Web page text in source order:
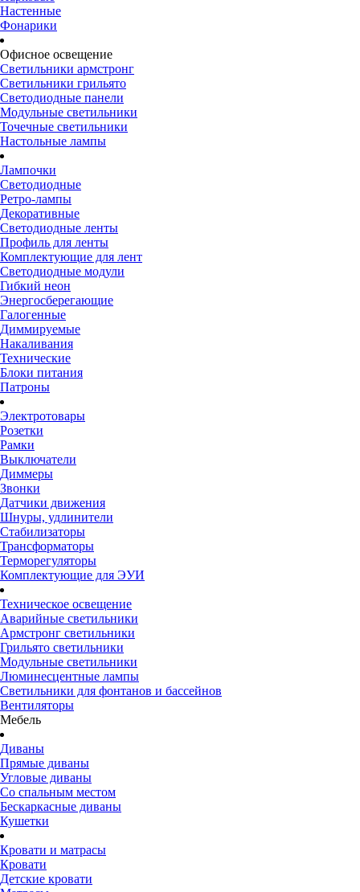
Настенные
Фонарики
Офисное освещение
Светильники армстронг
Светильники грильято
Светодиодные панели
Модульные светильники
Точечные светильники
Настольные лампы
Лампочки
Светодиодные
Ретро-лампы
Декоративные
Светодиодные ленты
Профиль для ленты
Комплектующие для лент
Светодиодные модули
Гибкий неон
Энергосберегающие
Галогенные
Диммируемые
Накаливания
Технические
Блоки питания
Патроны
Электротовары
Розетки
Рамки
Выключатели
Диммеры
Звонки
Датчики движения
Шнуры, удлинители
Стабилизаторы
Трансформаторы
Терморегуляторы
Комплектующие для ЭУИ
Техническое освещение
Аварийные светильники
Армстронг светильники
Грильято светильники
Модульные светильники
Люминесцентные лампы
Светильники для фонтанов и бассейнов
Вентиляторы
Мебель
Диваны
Прямые диваны
Угловые диваны
Со спальным местом
Бескаркасные диваны
Кушетки
Кровати и матрасы
Кровати
Детские кровати